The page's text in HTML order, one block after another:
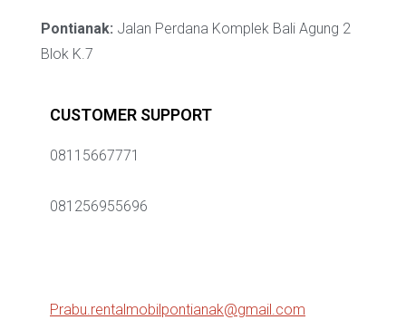
Pontianak: Jalan Perdana Komplek Bali Agung 2
Blok K.7
CUSTOMER SUPPORT
08115667771
081256955696
Prabu.rentalmobilpontianak@gmail.com